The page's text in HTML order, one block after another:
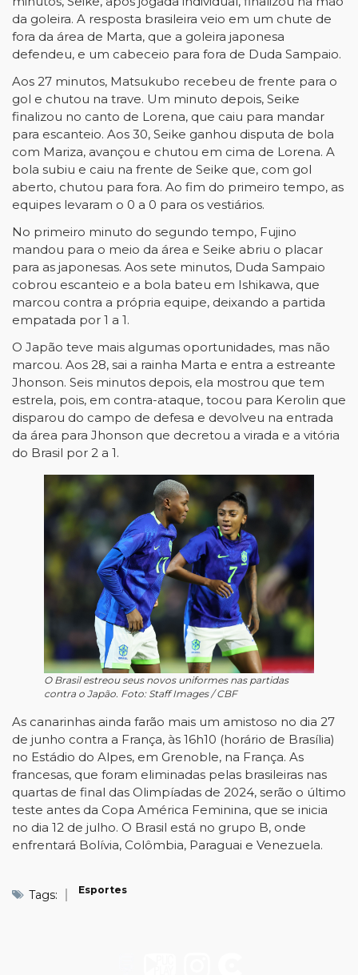
da goleira. A resposta brasileira veio em um chute de
fora da área de Marta, que a goleira japonesa
defendeu, e um cabeceio para fora de Duda Sampaio.
Aos 27 minutos, Matsukubo recebeu de frente para o
gol e chutou na trave. Um minuto depois, Seike
finalizou no canto de Lorena, que caiu para mandar
para escanteio. Aos 30, Seike ganhou disputa de bola
com Mariza, avançou e chutou em cima de Lorena. A
bola subiu e caiu na frente de Seike que, com gol
aberto, chutou para fora. Ao fim do primeiro tempo, as
equipes levaram o 0 a 0 para os vestiários.
No primeiro minuto do segundo tempo, Fujino
mandou para o meio da área e Seike abriu o placar
para as japonesas. Aos sete minutos, Duda Sampaio
cobrou escanteio e a bola bateu em Ishikawa, que
marcou contra a própria equipe, deixando a partida
empatada por 1 a 1.
O Japão teve mais algumas oportunidades, mas não
marcou. Aos 28, sai a rainha Marta e entra a estreante
Jhonson. Seis minutos depois, ela mostrou que tem
estrela, pois, em contra-ataque, tocou para Kerolin que
disparou do campo de defesa e devolveu na entrada
da área para Jhonson que decretou a virada e a vitória
do Brasil por 2 a 1.
O Brasil estreou seus novos uniformes nas partidas
contra o Japão. Foto: Staff Images / CBF
As canarinhas ainda farão mais um amistoso no dia 27
de junho contra a França, às 16h10 (horário de Brasília)
no Estádio do Alpes, em Grenoble, na França. As
francesas, que foram eliminadas pelas brasileiras nas
quartas de final das Olimpíadas de 2024, serão o último
teste antes da Copa América Feminina, que se inicia
no dia 12 de julho. O Brasil está no grupo B, onde
enfrentará Bolívia, Colômbia, Paraguai e Venezuela.
Tags: Esportes